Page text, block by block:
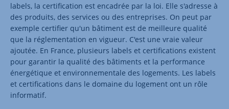
labels, la certification est encadrée par la loi. Elle s'adresse à
des produits, des services ou des entreprises. On peut par
exemple certifier qu'un bâtiment est de meilleure qualité
que la réglementation en vigueur. C'est une vraie valeur
ajoutée. En France, plusieurs labels et certifications existent
pour garantir la qualité des bâtiments et la performance
énergétique et environnementale des logements. Les labels
et certifications dans le domaine du logement ont un rôle
informatif.